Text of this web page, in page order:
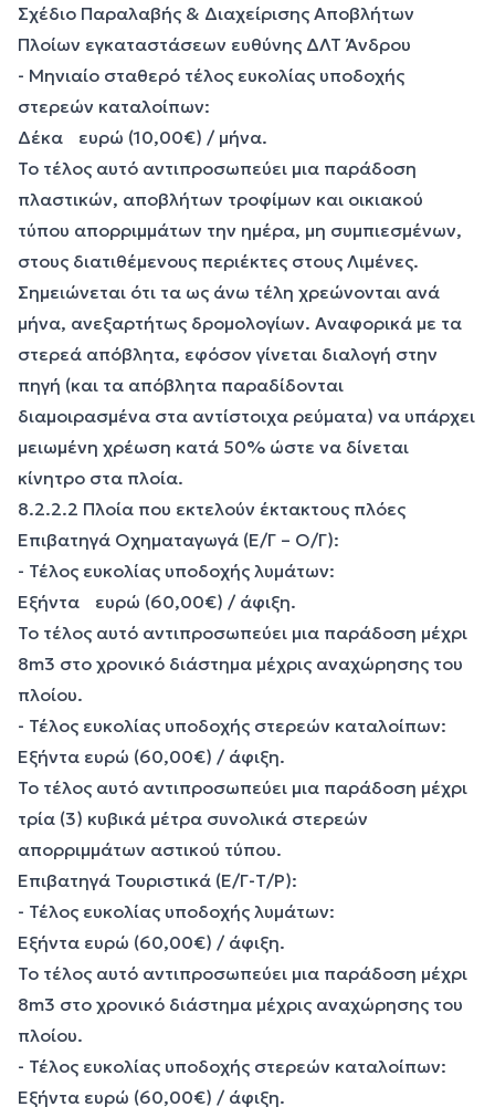
Σχέδιο Παραλαβής & Διαχείρισης Αποβλήτων
Πλοίων εγκαταστάσεων ευθύνης ΔΛΤ Άνδρου
- Μηνιαίο σταθερό τέλος ευκολίας υποδοχής
στερεών καταλοίπων:
Δέκα ευρώ (10,00€) / μήνα.
Το τέλος αυτό αντιπροσωπεύει μια παράδοση
πλαστικών, αποβλήτων τροφίμων και οικιακού
τύπου απορριμμάτων την ημέρα, μη συμπιεσμένων,
στους διατιθέμενους περιέκτες στους Λιμένες.
Σημειώνεται ότι τα ως άνω τέλη χρεώνονται ανά
μήνα, ανεξαρτήτως δρομολογίων. Αναφορικά με τα
στερεά απόβλητα, εφόσον γίνεται διαλογή στην
πηγή (και τα απόβλητα παραδίδονται
διαμοιρασμένα στα αντίστοιχα ρεύματα) να υπάρχει
μειωμένη χρέωση κατά 50% ώστε να δίνεται
κίνητρο στα πλοία.
8.2.2.2 Πλοία που εκτελούν έκτακτους πλόες
Επιβατηγά Οχηματαγωγά (Ε/Γ – Ο/Γ):
- Τέλος ευκολίας υποδοχής λυμάτων:
Εξήντα ευρώ (60,00€) / άφιξη.
Το τέλος αυτό αντιπροσωπεύει μια παράδοση μέχρι
8m3 στο χρονικό διάστημα μέχρις αναχώρησης του
πλοίου.
- Τέλος ευκολίας υποδοχής στερεών καταλοίπων:
Εξήντα ευρώ (60,00€) / άφιξη.
Το τέλος αυτό αντιπροσωπεύει μια παράδοση μέχρι
τρία (3) κυβικά μέτρα συνολικά στερεών
απορριμμάτων αστικού τύπου.
Επιβατηγά Τουριστικά (Ε/Γ-Τ/Ρ):
- Τέλος ευκολίας υποδοχής λυμάτων:
Εξήντα ευρώ (60,00€) / άφιξη.
Το τέλος αυτό αντιπροσωπεύει μια παράδοση μέχρι
8m3 στο χρονικό διάστημα μέχρις αναχώρησης του
πλοίου.
- Τέλος ευκολίας υποδοχής στερεών καταλοίπων:
Εξήντα ευρώ (60,00€) / άφιξη.